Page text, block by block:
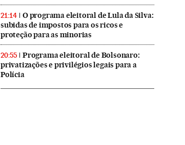
21:14
O programa eleitoral de Lula da Silva:
subidas de impostos para os ricos e
proteção para as minorias
20:55
Programa eleitoral de Bolsonaro:
privatizações e privilégios legais para a
Polícia